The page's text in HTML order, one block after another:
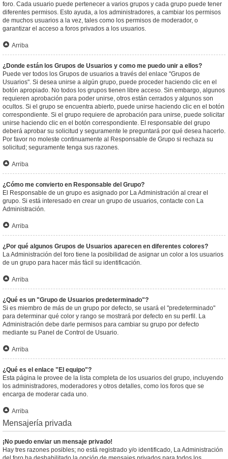
foro. Cada usuario puede pertenecer a varios grupos y cada grupo puede tener
diferentes permisos. Esto ayuda, a los administradores, a cambiar los permisos
de muchos usuarios a la vez, tales como los permisos de moderador, o
garantizar el acceso a foros privados a los usuarios.
Arriba
¿Donde están los Grupos de Usuarios y como me puedo unir a ellos?
Puede ver todos los Grupos de usuarios a través del enlace "Grupos de
Usuarios". Si desea unirse a algún grupo, puede proceder haciendo clic en el
botón apropiado. No todos los grupos tienen libre acceso. Sin embargo, algunos
requieren aprobación para poder unirse, otros están cerrados y algunos son
ocultos. Si el grupo se encuentra abierto, puede unirse haciendo clic en el botón
correspondiente. Si el grupo requiere de aprobación para unirse, puede solicitar
unirse haciendo clic en el botón correspondiente. El responsable del grupo
deberá aprobar su solicitud y seguramente le preguntará por qué desea hacerlo.
Por favor no moleste continuamente al Responsable de Grupo si rechaza su
solicitud; seguramente tenga sus razones.
Arriba
¿Cómo me convierto en Responsable del Grupo?
El Responsable de un grupo es asignado por La Administración al crear el
grupo. Si está interesado en crear un grupo de usuarios, contacte con La
Administración.
Arriba
¿Por qué algunos Grupos de Usuarios aparecen en diferentes colores?
La Administración del foro tiene la posibilidad de asignar un color a los usuarios
de un grupo para hacer más fácil su identificación.
Arriba
¿Qué es un "Grupo de Usuarios predeterminado"?
Si es miembro de más de un grupo por defecto, se usará el "predeterminado"
para determinar qué color y rango se mostrará por defecto en su perfil. La
Administración debe darle permisos para cambiar su grupo por defecto
mediante su Panel de Control de Usuario.
Arriba
¿Qué es el enlace "El equipo"?
Esta página le provee de la lista completa de los usuarios del grupo, incluyendo
los administradores, moderadores y otros detalles, como los foros que se
encarga de moderar cada uno.
Arriba
Mensajería privada
¡No puedo enviar un mensaje privado!
Hay tres razones posibles; no está registrado y/o identificado, La Administración